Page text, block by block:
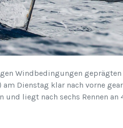
Windbedingungen
am Dienstag klar nach vorne
liegt nach sechs Rennen an